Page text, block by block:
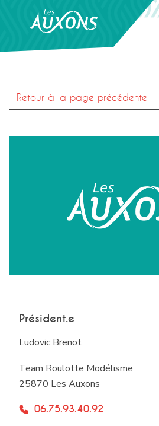
Retour à la page précédente
Président.e
Ludovic Brenot
Team Roulotte Modélisme
25870 Les Auxons
06.75.93.40.92
Panneau de gestion des cookies